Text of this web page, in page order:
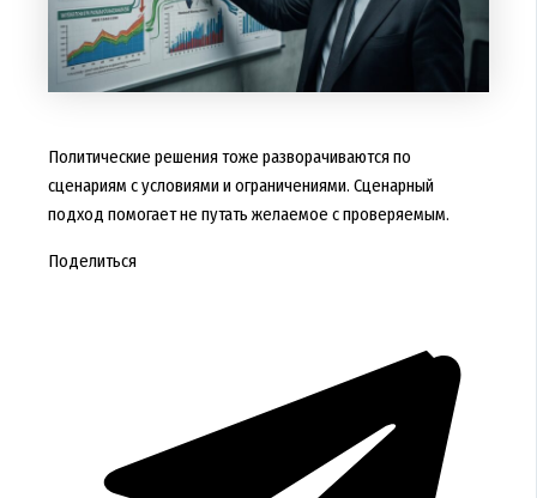
Политические решения тоже разворачиваются по
сценариям с условиями и ограничениями. Сценарный
подход помогает не путать желаемое с проверяемым.
Поделиться